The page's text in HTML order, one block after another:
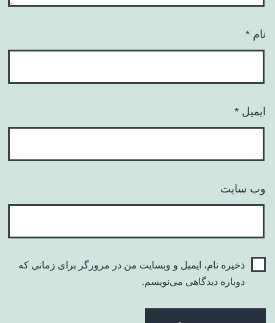
نام *
ایمیل *
وب‌ سایت
ذخیره نام، ایمیل و وبسایت من در مرورگر برای زمانی که
دوباره دیدگاهی می‌نویسم.